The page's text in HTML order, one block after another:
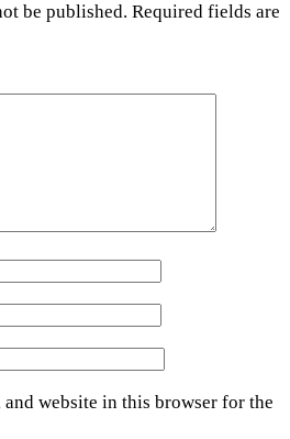
be published. Required fields are
and website in this browser for the